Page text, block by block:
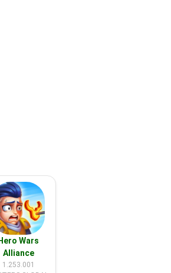
Hero Wars
Alliance
1.253.001